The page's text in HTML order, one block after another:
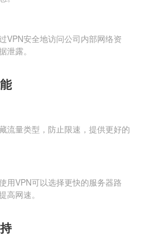
VPN安全地访问公司内部网络资
泄露。
流量类型，防止限速，提供更好的
用VPN可以选择更快的服务器路
高网速。